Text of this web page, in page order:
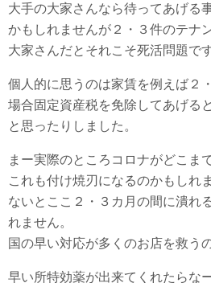
大手の大家さんなら待ってあげる
かもしれませんが２・３件のテナ
大家さんだとそれこそ死活問題で
個人的に思うのは家賃を例えば２
場合固定資産税を免除してあげる
と思ったりしました。
まー実際のところコロナがどこま
これも付け焼刃になるのかもしれ
ないとここ２・３カ月の間に潰れ
れません。
国の早い対応が多くのお店を救う
早い所特効薬が出来てくれたらな